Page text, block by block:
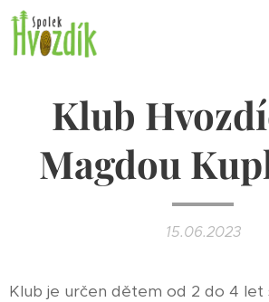
Klub
Magdou
15.06.2023
Klub je určen dětem od 2 do 4